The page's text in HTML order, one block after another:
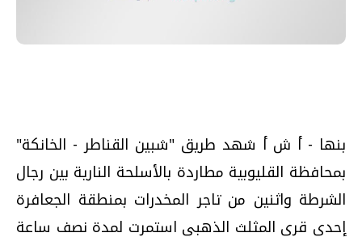
بنها - أ ش أ شهد طريق "شبين القناطر - الخانكة"
بمحافظة القليوبية مطاردة بالأسلحة النارية بين رجال
الشرطة واثنين من تاجر المخدرات بمنطقة الجعافرة
إحدى قرى المثلث الذهبي استمرت لمدة نصف ساعة